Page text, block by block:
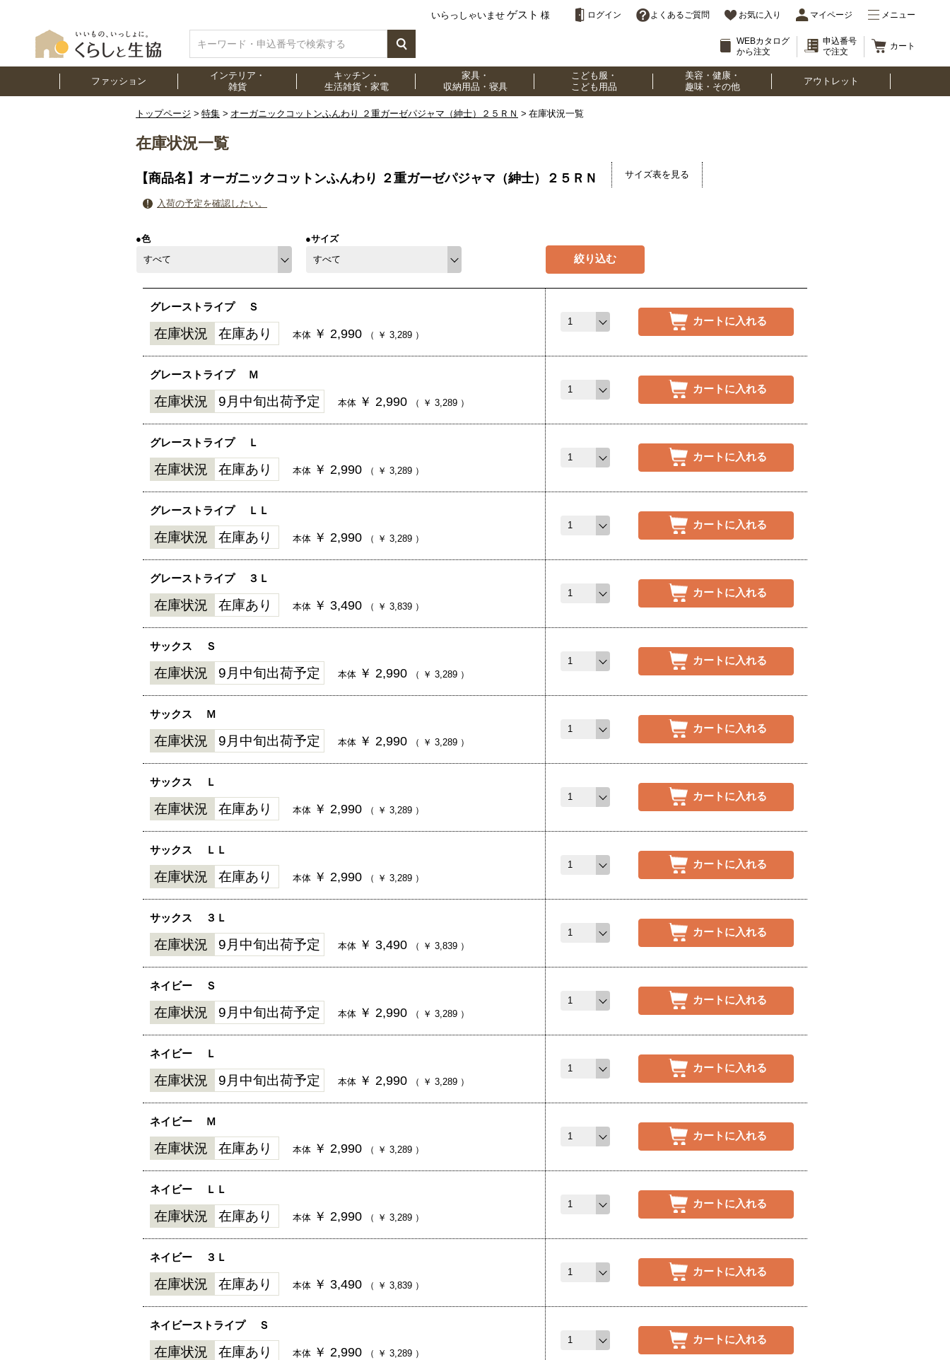
いらっしゃいませ ゲスト 様 ログイン よくあるご質問 お気に入り マイページ メニュー
WEBカタログ
から注文
申込番号
で注文
カート
ファッション
インテリア・
雑貨
キッチン・
生活雑貨・家電
家具・
収納用品・寝具
こども服・
こども用品
美容・健康・
趣味・その他
アウトレット
トップページ 特集 オーガニックコットンふんわり ２重ガーゼパジャマ（紳士）２５ＲＮ 在庫状況一覧
在庫状況一覧
【商品名】オーガニックコットンふんわり ２重ガーゼパジャマ（紳士）２５ＲＮ サイズ表を見る
入荷の予定を確認したい。
●色 ●サイズ
絞り込む
グレーストライプ Ｓ
在庫状況 在庫あり 本体 ￥ 2,990 （ ￥ 3,289 ）
カートに入れる
グレーストライプ Ｍ
在庫状況 9月中旬出荷予定 本体 ￥ 2,990 （ ￥ 3,289 ）
カートに入れる
グレーストライプ Ｌ
在庫状況 在庫あり 本体 ￥ 2,990 （ ￥ 3,289 ）
カートに入れる
グレーストライプ ＬＬ
在庫状況 在庫あり 本体 ￥ 2,990 （ ￥ 3,289 ）
カートに入れる
グレーストライプ ３Ｌ
在庫状況 在庫あり 本体 ￥ 3,490 （ ￥ 3,839 ）
カートに入れる
サックス Ｓ
在庫状況 9月中旬出荷予定 本体 ￥ 2,990 （ ￥ 3,289 ）
カートに入れる
サックス Ｍ
在庫状況 9月中旬出荷予定 本体 ￥ 2,990 （ ￥ 3,289 ）
カートに入れる
サックス Ｌ
在庫状況 在庫あり 本体 ￥ 2,990 （ ￥ 3,289 ）
カートに入れる
サックス ＬＬ
在庫状況 在庫あり 本体 ￥ 2,990 （ ￥ 3,289 ）
カートに入れる
サックス ３Ｌ
在庫状況 9月中旬出荷予定 本体 ￥ 3,490 （ ￥ 3,839 ）
カートに入れる
ネイビー Ｓ
在庫状況 9月中旬出荷予定 本体 ￥ 2,990 （ ￥ 3,289 ）
カートに入れる
ネイビー Ｌ
在庫状況 9月中旬出荷予定 本体 ￥ 2,990 （ ￥ 3,289 ）
カートに入れる
ネイビー Ｍ
在庫状況 在庫あり 本体 ￥ 2,990 （ ￥ 3,289 ）
カートに入れる
ネイビー ＬＬ
在庫状況 在庫あり 本体 ￥ 2,990 （ ￥ 3,289 ）
カートに入れる
ネイビー ３Ｌ
在庫状況 在庫あり 本体 ￥ 3,490 （ ￥ 3,839 ）
カートに入れる
ネイビーストライプ Ｓ
在庫状況 在庫あり 本体 ￥ 2,990 （ ￥ 3,289 ）
カートに入れる